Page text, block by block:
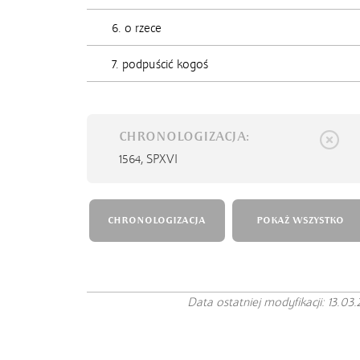
6. o rzece
7. podpuścić kogoś
CHRONOLOGIZACJA:
1564, SPXVI
CHRONOLOGIZACJA POKAŻ WSZYSTKO
Data ostatniej modyfikacji: